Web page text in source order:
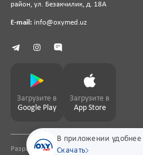
В приложении удобнее
Скачать
район, ул. Безакчилик, д. 18А
E-mail: info@oxymed.uz
Загрузите в
Google Play
Загрузите в
App Store
Разработка сайтаpharmit.uz